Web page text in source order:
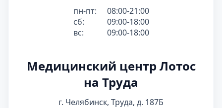
пн-пт:
08:00-21:00
сб:
09:00-18:00
вс:
09:00-18:00
Медицинский центр Лотос
на Труда
г. Челябинск, Труда, д. 187Б